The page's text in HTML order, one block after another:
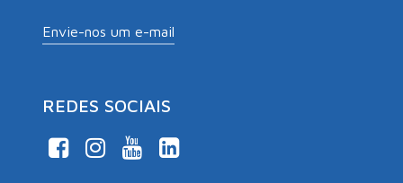
Envie-nos um e-mail
REDES SOCIAIS